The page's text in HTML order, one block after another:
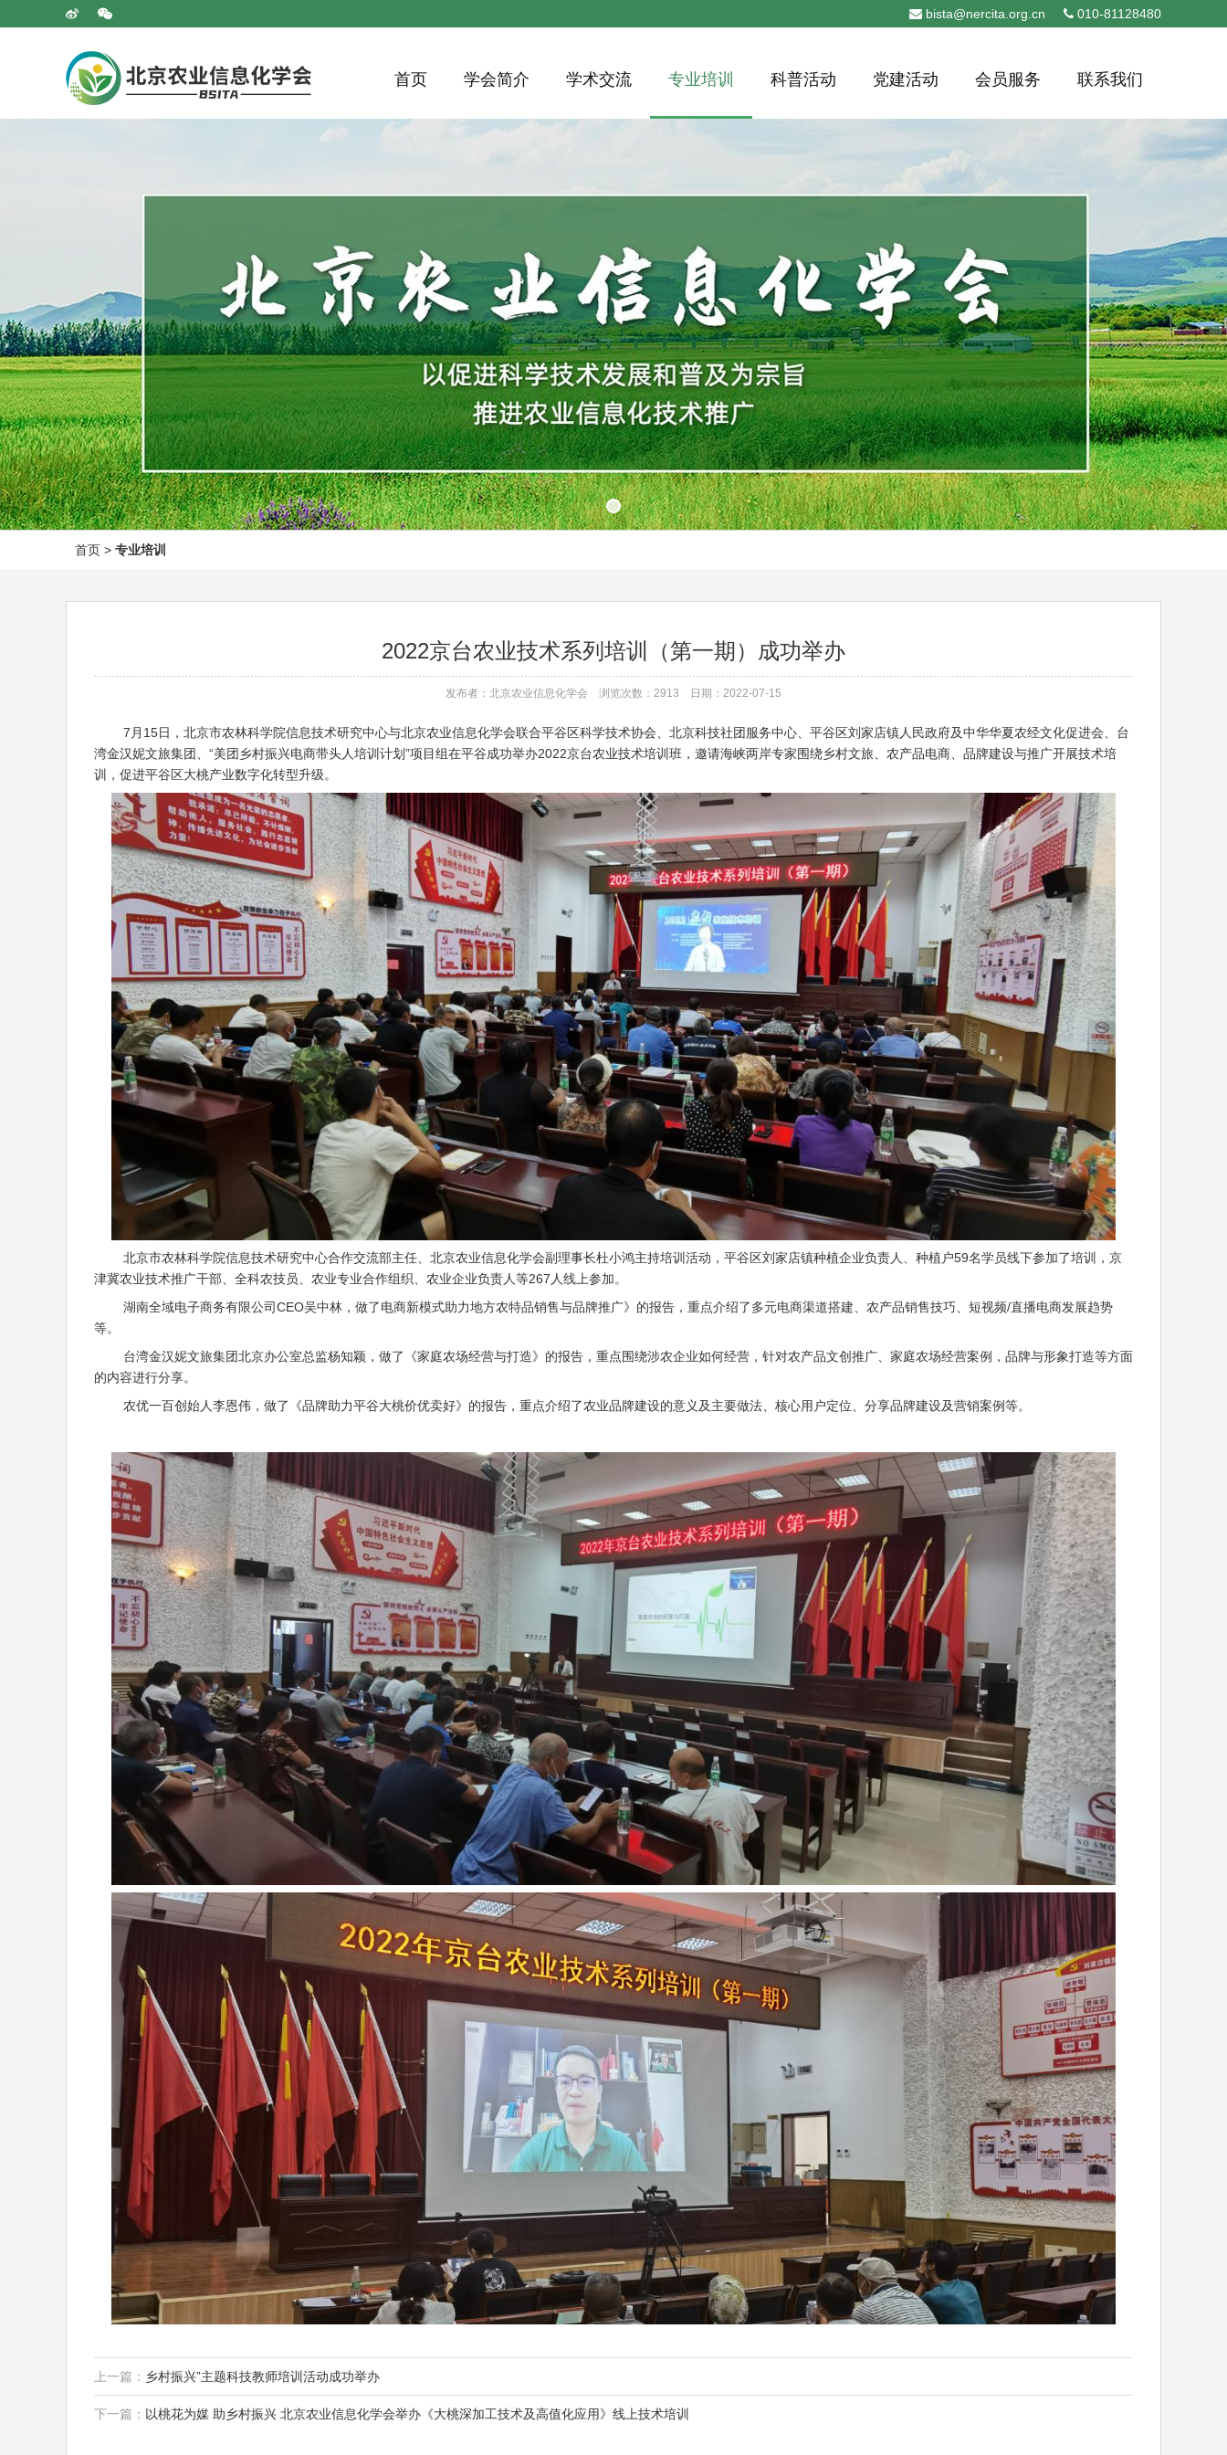
bista@nercita.org.cn 010-81128480
首页 学会简介 学术交流 专业培训 科普活动 党建活动 会员服务 联系我们
首页 > 专业培训
2022京台农业技术系列培训（第一期）成功举办
发布者：北京农业信息化学会 浏览次数：2913 日期：2022-07-15
7月15日，北京市农林科学院信息技术研究中心与北京农业信息化学会联合平谷区科学技术协会、北京科技社团服务中心、平谷区刘家店镇人民政府及中华华夏农经文化促进会、台
湾金汉妮文旅集团、“美团乡村振兴电商带头人培训计划”项目组在平谷成功举办2022京台农业技术培训班，邀请海峡两岸专家围绕乡村文旅、农产品电商、品牌建设与推广开展技术培
训，促进平谷区大桃产业数字化转型升级。
北京市农林科学院信息技术研究中心合作交流部主任、北京农业信息化学会副理事长杜小鸿主持培训活动，平谷区刘家店镇种植企业负责人、种植户59名学员线下参加了培训，京
津冀农业技术推广干部、全科农技员、农业专业合作组织、农业企业负责人等267人线上参加。
湖南全域电子商务有限公司CEO吴中林，做了电商新模式助力地方农特品销售与品牌推广》的报告，重点介绍了多元电商渠道搭建、农产品销售技巧、短视频/直播电商发展趋势
等。
台湾金汉妮文旅集团北京办公室总监杨知颖，做了《家庭农场经营与打造》的报告，重点围绕涉农企业如何经营，针对农产品文创推广、家庭农场经营案例，品牌与形象打造等方面
的内容进行分享。
农优一百创始人李恩伟，做了《品牌助力平谷大桃价优卖好》的报告，重点介绍了农业品牌建设的意义及主要做法、核心用户定位、分享品牌建设及营销案例等。
上一篇： 乡村振兴”主题科技教师培训活动成功举办
下一篇： 以桃花为媒 助乡村振兴 北京农业信息化学会举办《大桃深加工技术及高值化应用》线上技术培训